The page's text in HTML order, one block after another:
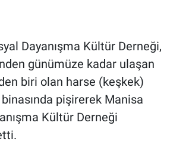
Dayanışma Kültür Derneği,
günümüze kadar ulaşan
biri olan harse (keşkek)
pişirerek Manisa
Kültür Derneği